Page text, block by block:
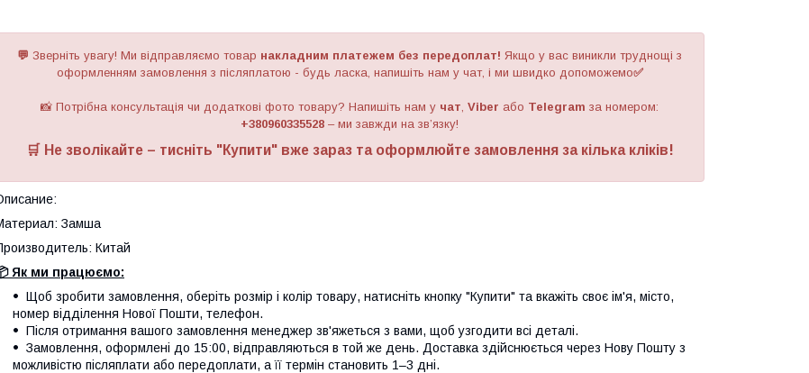
💬 Зверніть увагу! Ми відправляємо товар накладним платежем без передоплат! Якщо у вас виникли труднощі з
оформленням замовлення з післяплатою - будь ласка, напишіть нам у чат, і ми швидко допоможемо✅
📸 Потрібна консультація чи додаткові фото товару? Напишіть нам у чат, Viber або Telegram за номером:
+380960335528 – ми завжди на зв’язку!
🛒 Не зволікайте – тисніть "Купити" вже зараз та оформлюйте замовлення за кілька кліків!
Замша
Китай
Як ми працюємо:
Щоб зробити замовлення, оберіть розмір і колір товару, натисніть кнопку "Купити" та вкажіть своє ім'я, місто,
номер відділення Нової Пошти, телефон.
Після отримання вашого замовлення менеджер зв'яжеться з вами, щоб узгодити всі деталі.
Замовлення, оформлені до 15:00, відправляються в той же день. Доставка здійснюється через Нову Пошту з
можливістю післяплати або передоплати, а її термін становить 1–3 дні.